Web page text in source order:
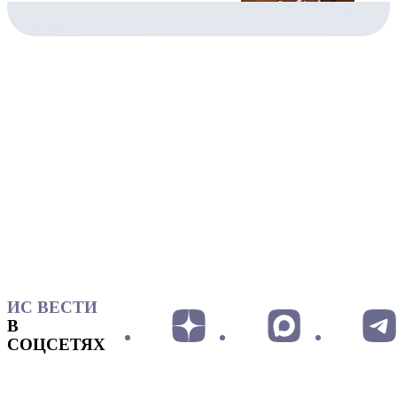
ИС ВЕСТИ
В
СОЦСЕТЯХ